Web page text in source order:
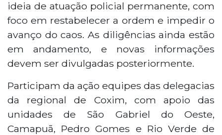
ideia de atuação policial permanente, com
foco em restabelecer a ordem e impedir o
avanço do caos. As diligências ainda estão
em andamento, e novas informações
devem ser divulgadas posteriormente.
Participam da ação equipes das delegacias
da regional de Coxim, com apoio das
unidades de São Gabriel do Oeste,
Camapuã, Pedro Gomes e Rio Verde de